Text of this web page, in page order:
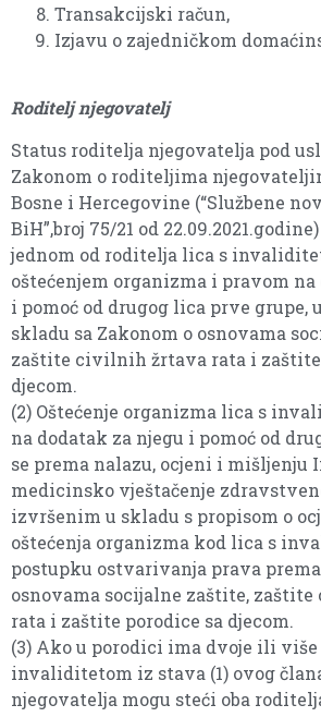
Transakcijski račun,
Izjavu o zajedničkom
Roditelj njegovatelj
Status roditelja njegovatelja pod
Zakonom o roditeljima
Bosne i Hercegovine (“Službene
BiH”,broj 75/21 od
jednom od roditelja lica s
oštećenjem organizma i pravom na
i pomoć od drugog lica prve grupe,
skladu sa Zakonom o osnovama
zaštite civilnih žrtava rata i zaštite
djecom.
(2) Oštećenje organizma lica s
na dodatak za njegu i pomoć od
se prema nalazu, ocjeni i mišljenju
medicinsko vještačenje
izvršenim u skladu s propisom o
oštećenja organizma kod lica s
postupku ostvarivanja prava
osnovama socijalne zaštite,
rata i zaštite porodice sa djecom.
(3) Ako u porodici ima dvoje ili
invaliditetom iz stava (1) ovog
njegovatelja mogu steći oba